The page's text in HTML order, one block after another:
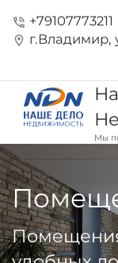
phone_in_talk +79107773211
location_on г.Владимир,
Мы